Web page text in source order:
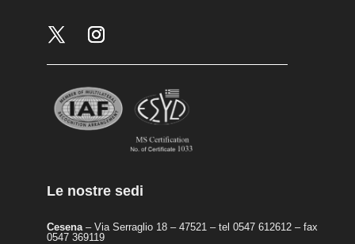
Le nostre sedi
Cesena– Via Serraglio 18 – 47521 – tel 0547 612612 – fax
0547 369119